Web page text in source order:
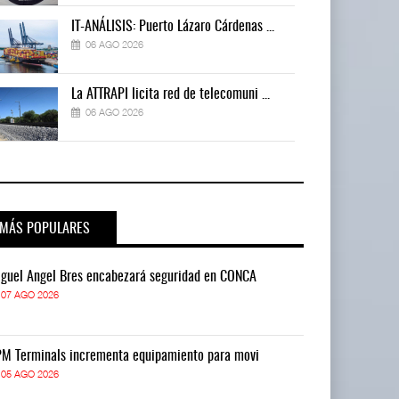
IT-ANÁLISIS: Puerto Lázaro Cárdenas ...
06 AGO 2026
La ATTRAPI licita red de telecomuni ...
06 AGO 2026
MÁS POPULARES
Ángel Bres encabezará seguridad en CONCA
07 AGO 2026
Terminals incrementa equipamiento para movi
05 AGO 2026